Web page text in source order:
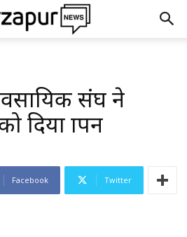
संघ ने
दिया ज्ञापन
Facebook Twitter